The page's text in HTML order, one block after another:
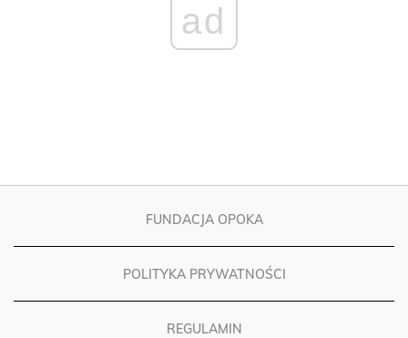
ad
FUNDACJA OPOKA
POLITYKA PRYWATNOŚCI
REGULAMIN